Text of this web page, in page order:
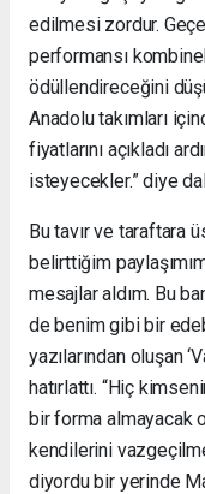
edilmesi zordur.
performansı
ödüllendireceğini
Anadolu takımları
fiyatlarını açıkladı
isteyecekler.” diye
Bu tavır ve taraftara
belirttiğim
mesajlar aldım. Bu
de benim gibi bir
yazılarından oluşan
hatırlattı. “Hiç
bir forma almayacak
kendilerini
diyordu bir yerinde